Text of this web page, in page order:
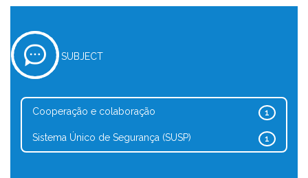
SUBJECT
1
Cooperação e colaboração
1
Sistema Único de Segurança (SUSP)